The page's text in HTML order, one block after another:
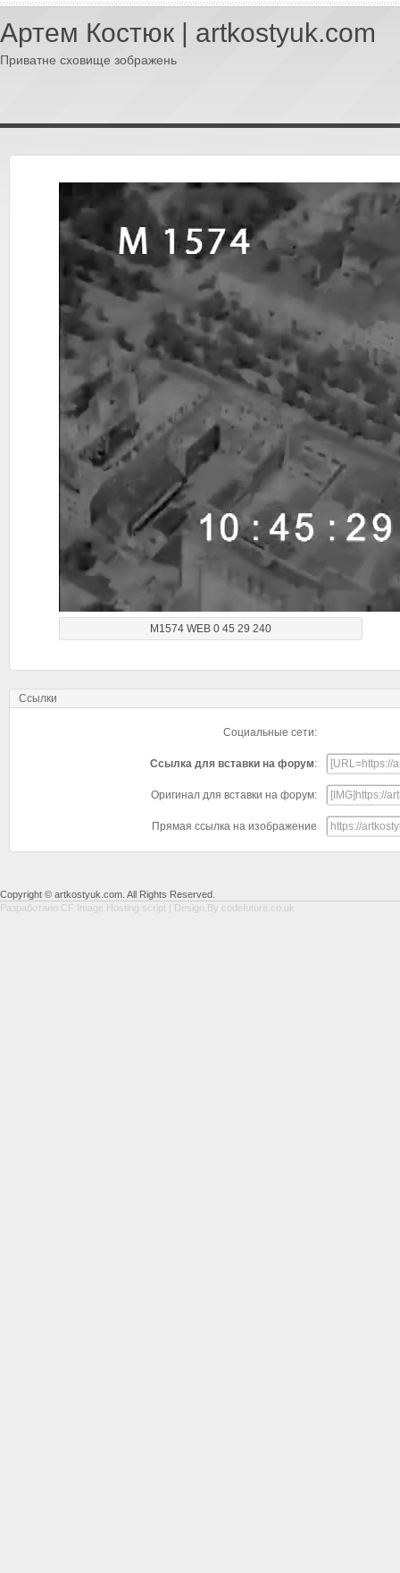
Артем Костюк | artkostyuk.com
Приватне сховище зображень
M1574 WEB 0 45 29 240
Ссылки
Социальные сети:
Ссылка для вставки на форум:
Оригинал для вставки на форум:
Прямая ссылка на изображение
Copyright © artkostyuk.com. All Rights Reserved.
Разработано CF Image Hosting script | Design By codefuture.co.uk